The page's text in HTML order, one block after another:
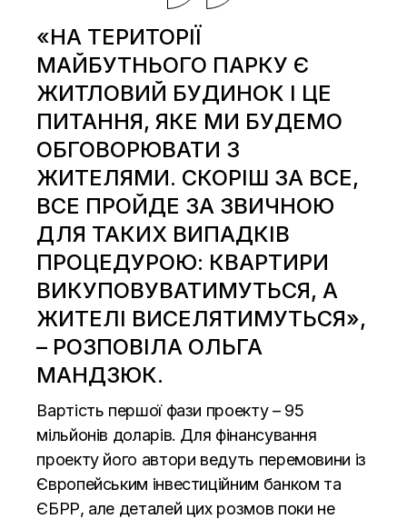
«НА ТЕРИТОРІЇ
МАЙБУТНЬОГО ПАРКУ Є
ЖИТЛОВИЙ БУДИНОК І ЦЕ
ПИТАННЯ, ЯКЕ МИ БУДЕМО
ОБГОВОРЮВАТИ З
ЖИТЕЛЯМИ. СКОРІШ ЗА ВСЕ,
ВСЕ ПРОЙДЕ ЗА ЗВИЧНОЮ
ДЛЯ ТАКИХ ВИПАДКІВ
ПРОЦЕДУРОЮ: КВАРТИРИ
ВИКУПОВУВАТИМУТЬСЯ, А
ЖИТЕЛІ ВИСЕЛЯТИМУТЬСЯ»,
– РОЗПОВІЛА ОЛЬГА
МАНДЗЮК.
Вартість першої фази проекту – 95
мільйонів доларів. Для фінансування
проекту його автори ведуть перемовини із
Європейським інвестиційним банком та
ЄБРР, але деталей цих розмов поки не